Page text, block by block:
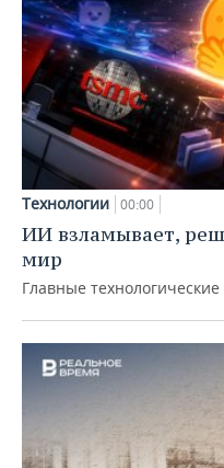
Технологии 00:00
ИИ взламывает,
мир
Главные